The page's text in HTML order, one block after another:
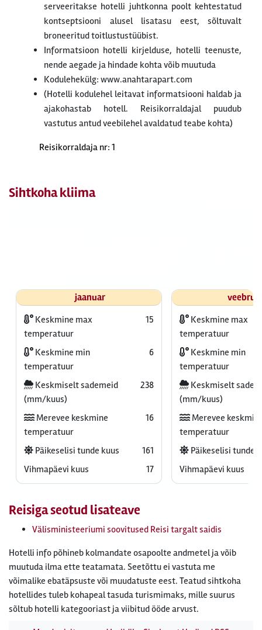
serveeritakse hotelli juhtkonna poolt kehtestatud
kontseptsiooni alusel lisatasu eest, sõltuvalt
broneeritud toitlustustüübist.
Informatsioon hotelli kirjelduse, hotelli teenuste,
nende aegade ja hindade kohta võib muutuda
Kodulehekülg: www.anahtarapart.com
(Hotelli kodulehel leitavat informatsiooni haldab ja
ajakohastab hotell. Reisikorraldajal puudub
vastutus antud veebilehel avaldatud teabe kohta)
Reisikorraldaja nr: 1
Sihtkoha kliima
jaanuar
Keskmine max
temperatuur
15
Keskmine min
temperatuur
6
Keskmiselt sademeid
(mm/kuus)
238
Merevee keskmine
temperatuur
16
Päikeselisi tunde kuus
161
Vihmapäevi kuus
17
Keskmine max
temperatuur
Keskmine min
temperatuur
Keskmiselt
(mm/kuus)
Merevee
temperatuur
Päikeselisi tunde
Vihmapäevi kuus
Reisiga seotud lisateave
Välisministeeriumi soovitused Reisi targalt saidis
Hotelli info põhineb kolmandate osapoolte andmetel ja võib
muutuda ilma ette teatamata. Seetõttu ei vastuta me
võimalike ebatäpsuste või muudatuste eest. Teatud sihtkoha
hotellides tuleb kohapeal tasuda turismimaks, mille suurus
sõltub hotelli kategooriast ja viibitud ööde arvust.